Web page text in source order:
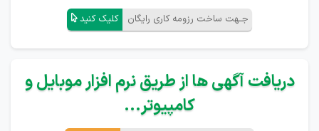
جـهت ساخت رزومه کاری رایگان کلیک کنید
دریافت آگهی ها از طریق نرم افزار موبایل و
کامپیوتر...